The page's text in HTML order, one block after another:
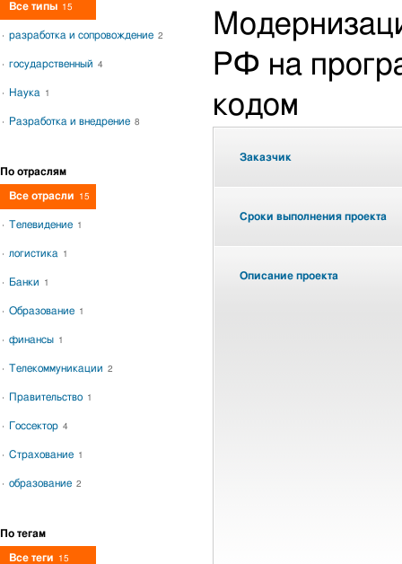
РФ на
кодом
Заказчик
Сроки выполнения проекта
Описание проекта
Все типы 15
разработка и сопровождение 2
государственный 4
Наука 1
Разработка и внедрение 8
По отраслям
Все отрасли 15
Телевидение 1
логистика 1
Банки 1
Образование 1
финансы 1
Телекоммуникации 2
Правительство 1
Госсектор 4
Страхование 1
образование 2
По тегам
Все теги 15